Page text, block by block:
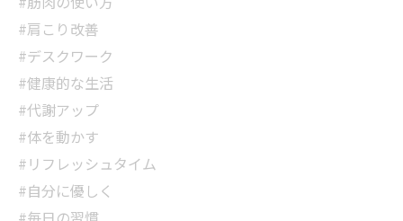
#肩こり改善
#デスクワーク
#健康的な生活
#代謝アップ
#体を動かす
#リフレッシュタイム
#自分に優しく